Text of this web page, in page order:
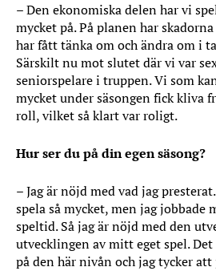
– Den ekonomiska delen har vi
mycket på. På planen har
har fått tänka om och ändra om i
Särskilt nu mot slutet där vi var
seniorspelare i truppen. Vi som
mycket under säsongen fick kliva
roll, vilket så klart var roligt.
Hur ser du på din egen säsong?
– Jag är nöjd med vad jag
spela så mycket, men jag jobbade
speltid. Så jag är nöjd med den
utvecklingen av mitt eget spel.
på den här nivån och jag tycker